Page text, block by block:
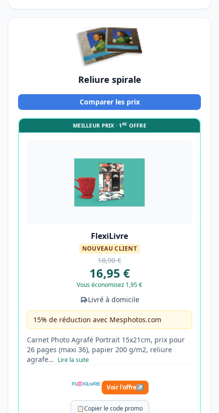
Reliure spirale
Comparer les prix
MEILLEUR PRIX · 1RE OFFRE
FlexiLivre
NOUVEAU CLIENT
18,90 €
16,95 €
Vous économisez 1,95 €
Livré à domicile
15% de réduction avec Mesphotos.com
Carnet Photo Agrafé Portrait 15x21cm, prix pour
26 pages (maxi 36), papier 200 g/m2, reliure
agrafe… Lire la suite
Voir l'offre↗
📋Copier le code promo